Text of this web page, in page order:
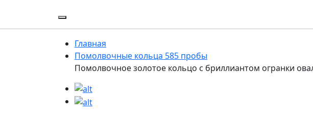
Главная
Помолвочные кольца 585 пробы
Помолвочное золотое кольцо с бриллиантом огранки